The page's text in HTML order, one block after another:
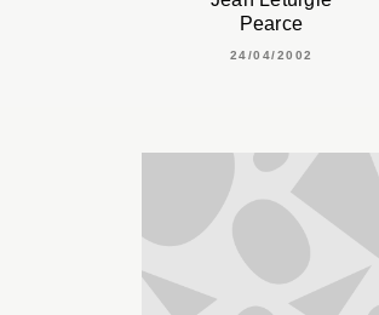
Pearce
24/04/2002